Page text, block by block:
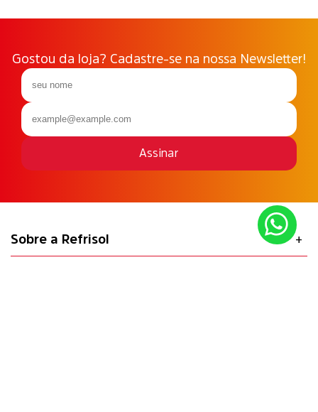
Gostou da loja? Cadastre-se na nossa Newsletter!
Assinar
Sobre a Refrisol